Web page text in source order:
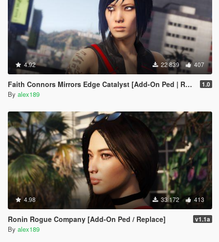
4.92 22 839 407
Faith Connors Mirrors Edge Catalyst [Add-On Ped | Replace] 1.0
By alex189
4.98 33 172 413
Ronin Rogue Company [Add-On Ped / Replace] v1.1a
By alex189